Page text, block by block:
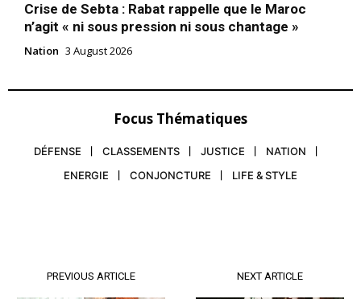
Crise de Sebta : Rabat rappelle que le Maroc
n’agit « ni sous pression ni sous chantage »
Nation 3 August 2026
Focus Thématiques
DÉFENSE CLASSEMENTS JUSTICE
NATION
ENERGIE
CONJONCTURE LIFE & STYLE
PREVIOUS ARTICLE NEXT ARTICLE